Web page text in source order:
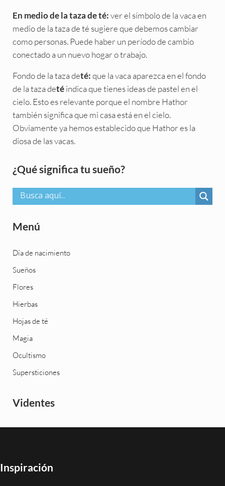
En medio de la taza de té: ver el símbolo de la vaca en
medio de la taza de té sugiere que debemos cambiar
como personas. Puede haber un período de cambio
conectado a un nuevo hogar o trabajo.
Fondo de la taza deté: que la vaca aparezca en el fondo
de la taza deté indica que tienes ideas de pastel en el
cielo. Esto es relevante porque el nombre Hathor
también significa que mi casa está en el cielo.
Obviamente ya hemos establecido que Hathor es la
diosa de las vacas.
Sidebar
¿Qué significa tu sueño?
Menú
Día de nacimiento
Sueños
Flores
Hierbas
Hojas de té
Magia
Ocultismo
Supersticiones
Videntes
Inspiración